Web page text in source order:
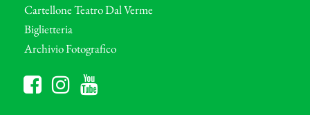
Cartellone Teatro Dal Verme
Biglietteria
Archivio Fotografico